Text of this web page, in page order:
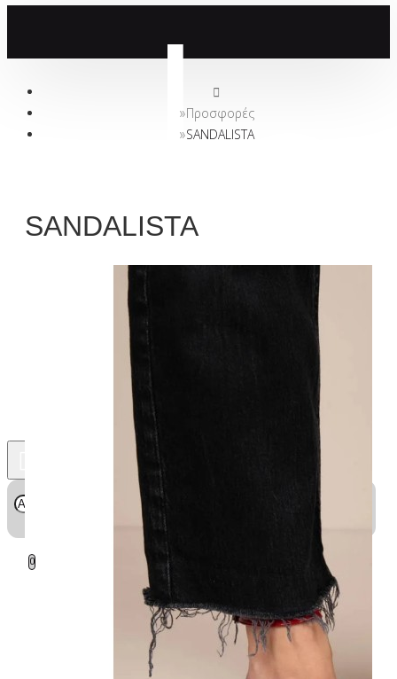
0
Το καλάθι είναι άδειο!
Προσφορές
SANDALISTA
SANDALISTA